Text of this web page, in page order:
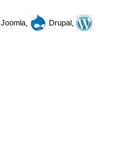
Joomla,
Drupal,